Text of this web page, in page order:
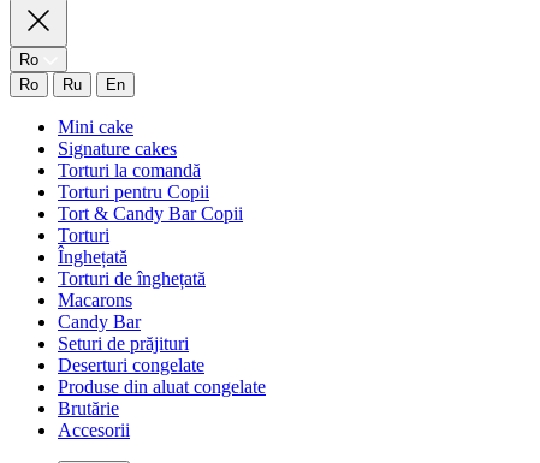
Ro
Ro
Ru En
Mini cake
Signature cakes
Torturi la comandă
Torturi pentru Copii
Tort & Candy Bar Copii
Torturi
Înghețată
Torturi de înghețată
Macarons
Candy Bar
Seturi de prăjituri
Deserturi congelate
Produse din aluat congelate
Brutărie
Accesorii